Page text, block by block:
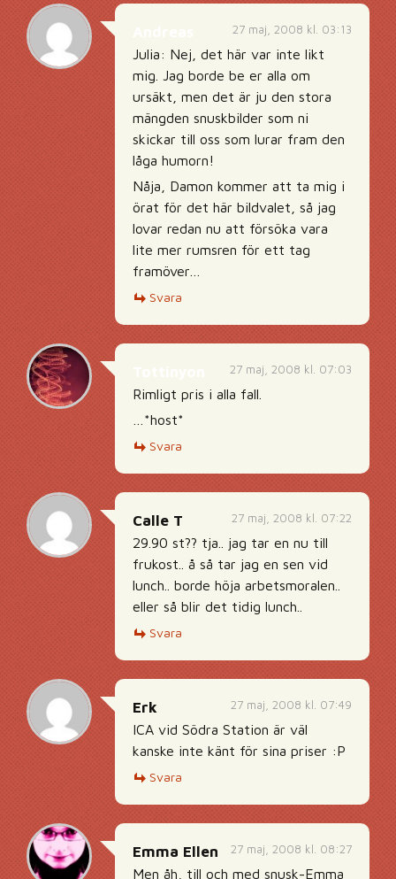
27 maj, 2008 kl. 03:13
Julia: Nej, det här var inte likt
mig. Jag borde be er alla om
ursäkt, men det är ju den stora
mängden snuskbilder som ni
skickar till oss som lurar fram den
låga humorn!
Nåja, Damon kommer att ta mig i
örat för det här bildvalet, så jag
lovar redan nu att försöka vara
lite mer rumsren för ett tag
framöver…
Svara
27 maj, 2008 kl. 07:03
Rimligt pris i alla fall.
…*host*
Svara
27 maj, 2008 kl. 07:22
Calle T
29.90 st?? tja.. jag tar en nu till
frukost.. å så tar jag en sen vid
lunch.. borde höja arbetsmoralen..
eller så blir det tidig lunch..
Svara
27 maj, 2008 kl. 07:49
Erk
ICA vid Södra Station är väl
kanske inte känt för sina priser :P
Svara
27 maj, 2008 kl. 08:27
Emma Ellen
Men åh, till och med snusk-Emma